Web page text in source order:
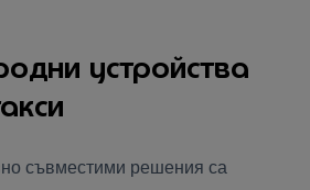
устройства
съвместими решения са